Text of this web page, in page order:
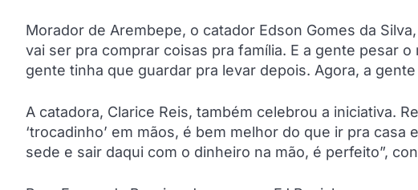
Morador de Arembepe, o catador Edson Gomes da
vai ser pra comprar coisas pra família. E a gente pesar
gente tinha que guardar pra levar depois. Agora, a
A catadora, Clarice Reis, também celebrou a iniciativa.
‘trocadinho’ em mãos, é bem melhor do que ir pra
sede e sair daqui com o dinheiro na mão, é perfeito”,